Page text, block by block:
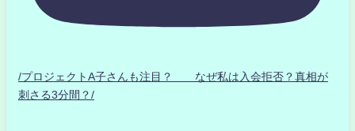
/プロジェクトA子さんも注目？ なぜ私は入会拒否？真相が
刺さる3分間？/